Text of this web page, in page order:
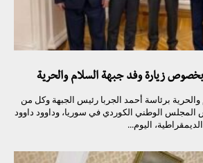
بخصوص زيارة وفد جبهة السلام والحرية
برئاسة أحمد الجربا رئيس الجبهة وكل من
المجلس الوطني الكوردي في سوريا، وداوود داوود
اليوم...